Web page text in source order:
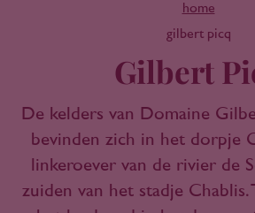
home
gilbert picq
Gilbert
De kelders van Domaine
bevinden zich in het dorpje
linkeroever van de rivier de
zuiden van het stadje Chablis.